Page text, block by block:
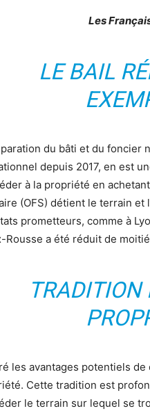
Les
LE BAIL
du bâti et du foncier
depuis 2017, en est
à la propriété en
(OFS) détient le terrain
prometteurs, comme à
Rousse a été réduit de
TRADITION
les avantages potentiels
Cette tradition est
le terrain sur lequel se